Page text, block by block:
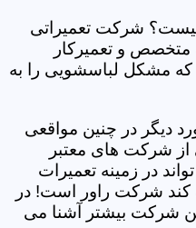
شرکت تعمیراتی
متخصص و تعمیرکار
که مشکل لباسشویی را به
دیگر در چنین مواقعی
شرکت های معتبر
در زمینه تعمیرات
کند شرکت راور است! در
شرکت بیشتر آشنا می